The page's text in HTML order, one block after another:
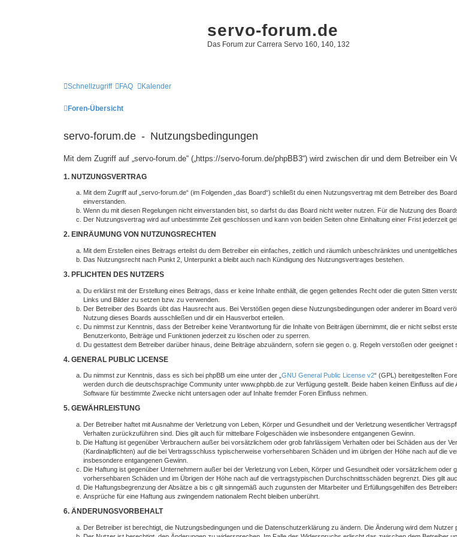
servo-forum.de
Das Forum zur Carrera Servo 160, 140, 132
Schnellzugriff FAQ Kalender
Foren-Übersicht
servo-forum.de - Nutzungsbedingungen
Mit dem Zugriff auf „servo-forum.de“ („https://servo-forum.de/phpBB3“) wird zwischen dir und dem Betreiber ein
1. NUTZUNGSVERTRAG
Mit dem Zugriff auf „servo-forum.de“ (im Folgenden „das Board“) schließt du einen Nutzungsvertrag mit dem Betreiber des
einverstanden.
Wenn du mit diesen Regelungen nicht einverstanden bist, so darfst du das Board nicht weiter nutzen. Für die Nutzung des
Der Nutzungsvertrag wird auf unbestimmte Zeit geschlossen und kann von beiden Seiten ohne Einhaltung einer Frist jederzeit
2. EINRÄUMUNG VON NUTZUNGSRECHTEN
Mit dem Erstellen eines Beitrags erteilst du dem Betreiber ein einfaches, zeitlich und räumlich unbeschränktes und
Das Nutzungsrecht nach Punkt 2, Unterpunkt a bleibt auch nach Kündigung des Nutzungsvertrages bestehen.
3. PFLICHTEN DES NUTZERS
Du erklärst mit der Erstellung eines Beitrags, dass er keine Inhalte enthält, die gegen geltendes Recht oder die guten Sitten
Links und Bilder zu setzen bzw. zu verwenden.
Der Betreiber des Boards übt das Hausrecht aus. Bei Verstößen gegen diese Nutzungsbedingungen oder anderer im Board
Nutzung dieses Boards ausschließen und dir ein Hausverbot erteilen.
Du nimmst zur Kenntnis, dass der Betreiber keine Verantwortung für die Inhalte von Beiträgen übernimmt, die er nicht selbst
Benutzerkonto, Beiträge und Funktionen jederzeit zu löschen oder zu sperren.
Du gestattest dem Betreiber darüber hinaus, deine Beiträge abzuändern, sofern sie gegen o. g. Regeln verstoßen oder
4. GENERAL PUBLIC LICENSE
Du nimmst zur Kenntnis, dass es sich bei phpBB um eine unter der „GNU General Public License v2“ (GPL) bereitgestellten
werden durch die deutschsprachige Community unter www.phpbb.de zur Verfügung gestellt. Beide haben keinen Einfluss auf
Software für bestimmte Zwecke nicht untersagen oder auf Inhalte fremder Foren Einfluss nehmen.
5. GEWÄHRLEISTUNG
Der Betreiber haftet mit Ausnahme der Verletzung von Leben, Körper und Gesundheit und der Verletzung wesentlicher
Verhalten zurückzuführen sind. Dies gilt auch für mittelbare Folgeschäden wie insbesondere entgangenen Gewinn.
Die Haftung ist gegenüber Verbrauchern außer bei vorsätzlichem oder grob fahrlässigem Verhalten oder bei Schäden aus der
(Kardinalpflichten) auf die bei Vertragsschluss typischerweise vorhersehbaren Schäden und im übrigen der Höhe nach auf die
insbesondere entgangenen Gewinn.
Die Haftung ist gegenüber Unternehmern außer bei der Verletzung von Leben, Körper und Gesundheit oder vorsätzlichem
vorhersehbaren Schäden und im Übrigen der Höhe nach auf die vertragstypischen Durchschnittsschäden begrenzt. Dies gilt
Die Haftungsbegrenzung der Absätze a bis c gilt sinngemäß auch zugunsten der Mitarbeiter und Erfüllungsgehilfen des
Ansprüche für eine Haftung aus zwingendem nationalem Recht bleiben unberührt.
6. ÄNDERUNGSVORBEHALT
Der Betreiber ist berechtigt, die Nutzungsbedingungen und die Datenschutzerklärung zu ändern. Die Änderung wird dem Nutzer